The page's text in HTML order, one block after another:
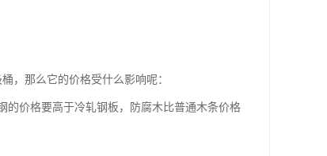
，那么它的价格受什么影响呢：
的价格要高于冷轧钢板，防腐木比普通木条价格